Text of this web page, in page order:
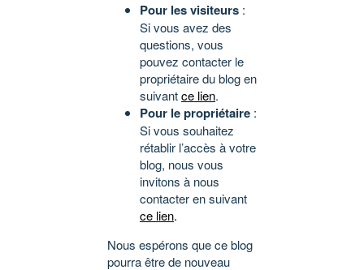
Pour les visiteurs :
Si vous avez des
questions, vous
pouvez contacter le
propriétaire du blog en
suivantce lien.
Pour le propriétaire :
Si vous souhaitez
rétablir l’accès à votre
blog, nous vous
invitons à nous
contacter en suivant
ce lien.
Nous espérons que ce blog
pourra être de nouveau